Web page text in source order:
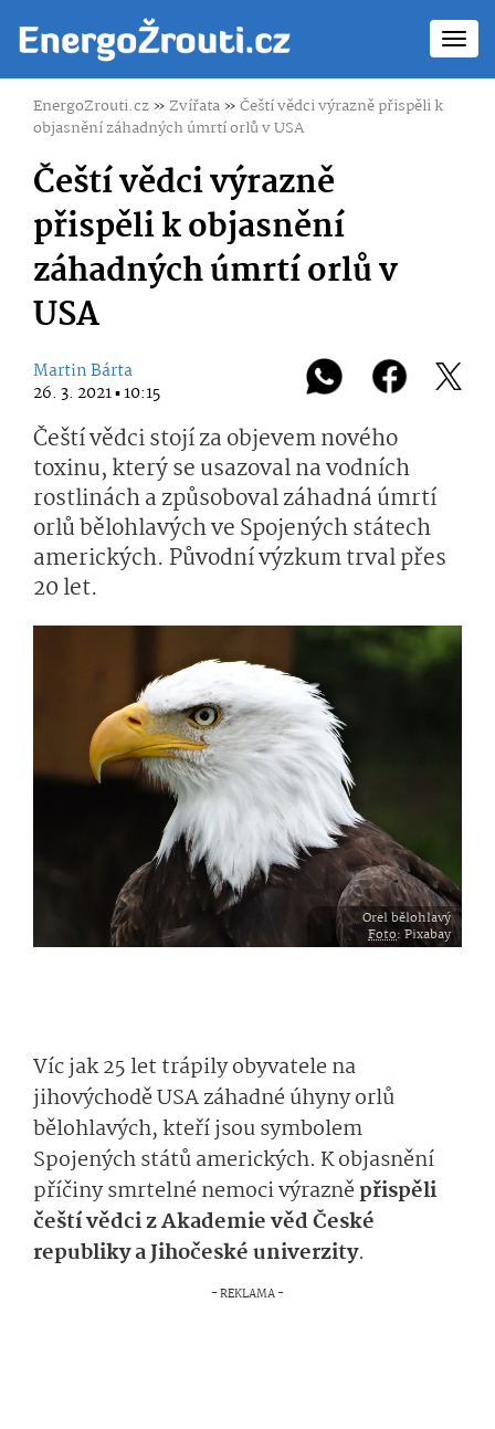
EnergoZrouti.cz»Zvířata»Čeští vědci výrazně přispěli k
objasnění záhadných úmrtí orlů v USA
Čeští vědci výrazně
přispěli k objasnění
záhadných úmrtí orlů v
USA
Martin Bárta
26. 3. 2021 ▪ 10:15
Čeští vědci stojí za objevem nového
toxinu, který se usazoval na vodních
rostlinách a způsoboval záhadná úmrtí
orlů bělohlavých ve Spojených státech
amerických. Původní výzkum trval přes
20 let.
Orel bělohlavý
Foto: Pixabay
Víc jak 25 let trápily obyvatele na
jihovýchodě USA záhadné úhyny orlů
bělohlavých, kteří jsou symbolem
Spojených států amerických. K objasnění
příčiny smrtelné nemoci výrazněpřispěli
čeští vědci z Akademie věd České
republiky a Jihočeské univerzity.